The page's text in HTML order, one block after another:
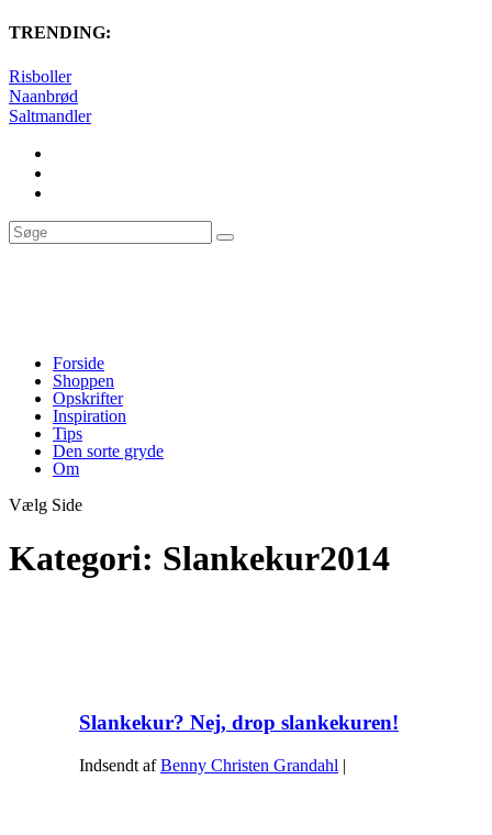
TRENDING:
Risboller
Naanbrød
Saltmandler
Forside
Shoppen
Opskrifter
Inspiration
Tips
Den sorte gryde
Om
Vælg Side
Kategori: Slankekur2014
Slankekur? Nej, drop slankekuren!
Indsendt afBenny Christen Grandahl |